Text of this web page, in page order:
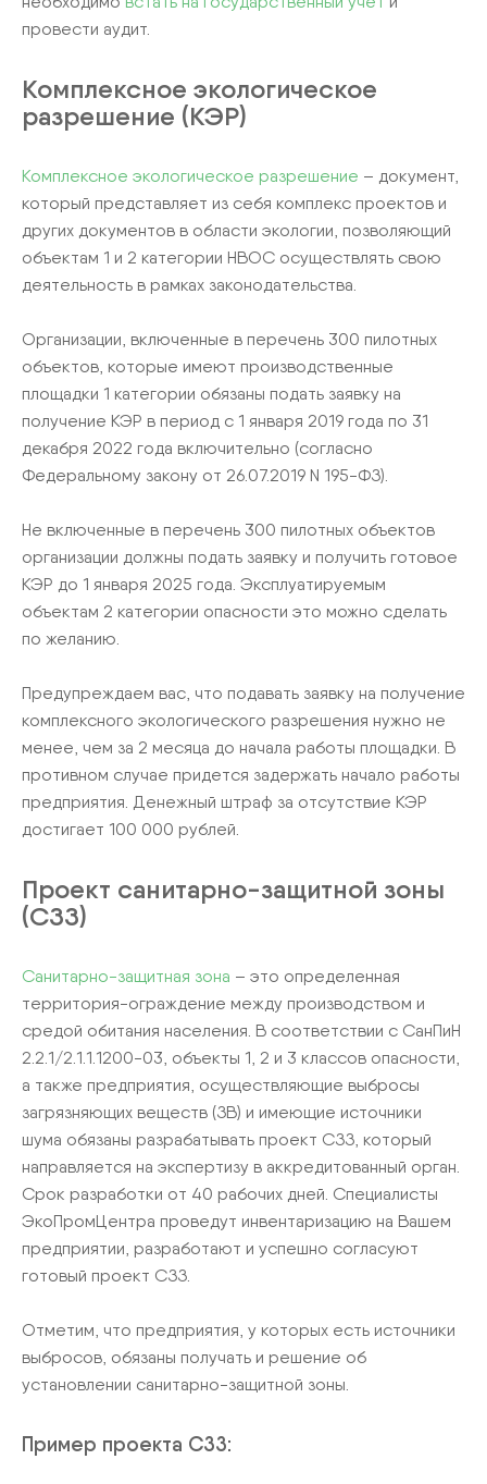
провести аудит.
Комплексное экологическое
разрешение (КЭР)
Комплексное экологическое разрешение – документ,
который представляет из себя комплекс проектов и
других документов в области экологии, позволяющий
объектам 1 и 2 категории НВОС осуществлять свою
деятельность в рамках законодательства.
Организации, включенные в перечень 300 пилотных
объектов, которые имеют производственные
площадки 1 категории обязаны подать заявку на
получение КЭР в период с 1 января 2019 года по 31
декабря 2022 года включительно (согласно
Федеральному закону от 26.07.2019 N 195-ФЗ).
Не включенные в перечень 300 пилотных объектов
организации должны подать заявку и получить готовое
КЭР до 1 января 2025 года. Эксплуатируемым
объектам 2 категории опасности это можно сделать
по желанию.
Предупреждаем вас, что подавать заявку на получение
комплексного экологического разрешения нужно не
менее, чем за 2 месяца до начала работы площадки. В
противном случае придется задержать начало работы
предприятия. Денежный штраф за отсутствие КЭР
достигает 100 000 рублей.
Проект санитарно-защитной зоны
(СЗЗ)
Санитарно-защитная зона – это определенная
территория-ограждение между производством и
средой обитания населения. В соответствии с СанПиН
2.2.1/2.1.1.1200-03, объекты 1, 2 и 3 классов опасности,
а также предприятия, осуществляющие выбросы
загрязняющих веществ (ЗВ) и имеющие источники
шума обязаны разрабатывать проект СЗЗ, который
направляется на экспертизу в аккредитованный орган.
Срок разработки от 40 рабочих дней. Специалисты
ЭкоПромЦентра проведут инвентаризацию на Вашем
предприятии, разработают и успешно согласуют
готовый проект СЗЗ.
Отметим, что предприятия, у которых есть источники
выбросов, обязаны получать и решение об
установлении санитарно-защитной зоны.
Пример проекта СЗЗ: